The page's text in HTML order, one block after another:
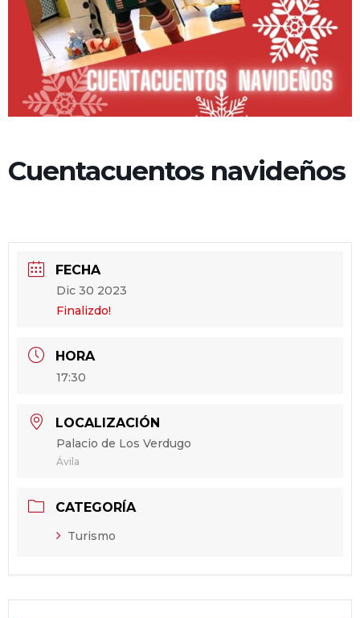
Cuentacuentos navideños
FECHA
Dic 30 2023
Finalizdo!
HORA
17:30
LOCALIZACIÓN
Palacio de Los Verdugo
Ávila
CATEGORÍA
Turismo